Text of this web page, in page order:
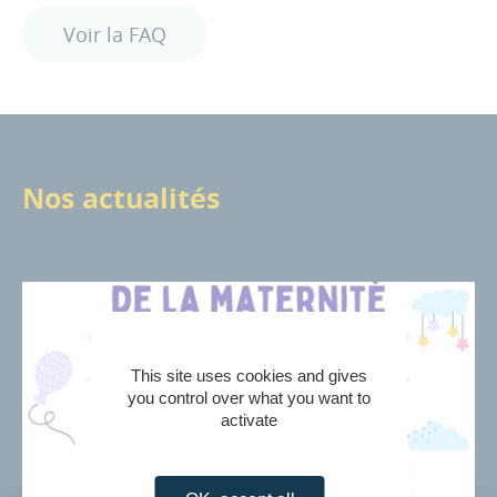
Voir la FAQ
Nos actualités
This site uses cookies and gives
you control over what you want to
activate